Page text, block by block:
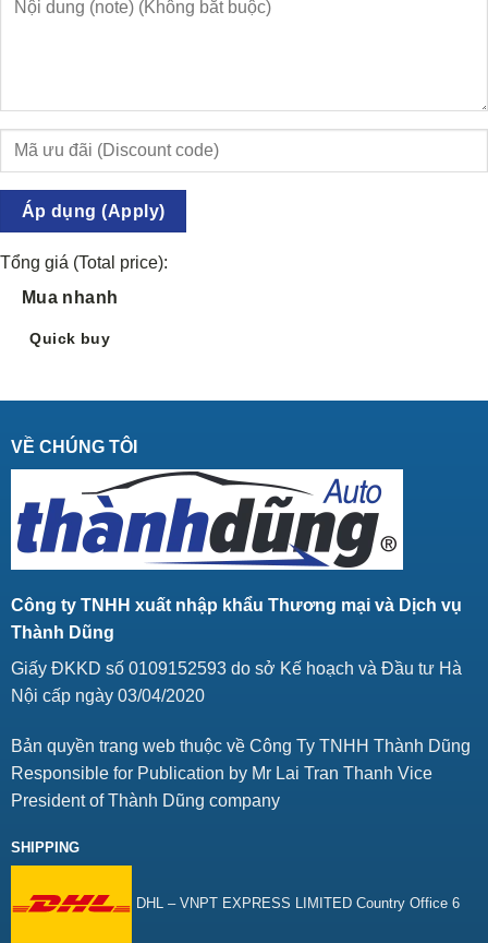
Áp dụng (Apply)
Tổng giá (Total price):
Mua nhanh
Quick buy
VỀ CHÚNG TÔI
Công ty TNHH xuất nhập khẩu Thương mại và Dịch vụ
Thành Dũng
Giấy ĐKKD số 0109152593 do sở Kế hoạch và Đầu tư Hà
Nội cấp ngày 03/04/2020
Bản quyền trang web thuộc về Công Ty TNHH Thành Dũng
Responsible for Publication by Mr Lai Tran Thanh Vice
President of Thành Dũng company
SHIPPING
DHL – VNPT EXPRESS LIMITED Country Office 6